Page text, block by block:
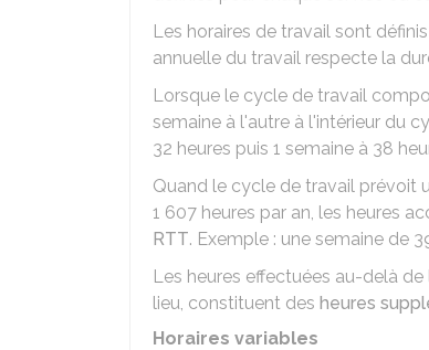
Les horaires de travail sont
annuelle du travail respecte la
Lorsque le cycle de travail
semaine à l'autre à l'intérieur du
32 heures puis 1 semaine à 38
Quand le cycle de travail prévoit
1 607 heures par an, les heures
RTT. Exemple : une semaine de
Les heures effectuées au-delà
lieu, constituent des heures
Horaires variables